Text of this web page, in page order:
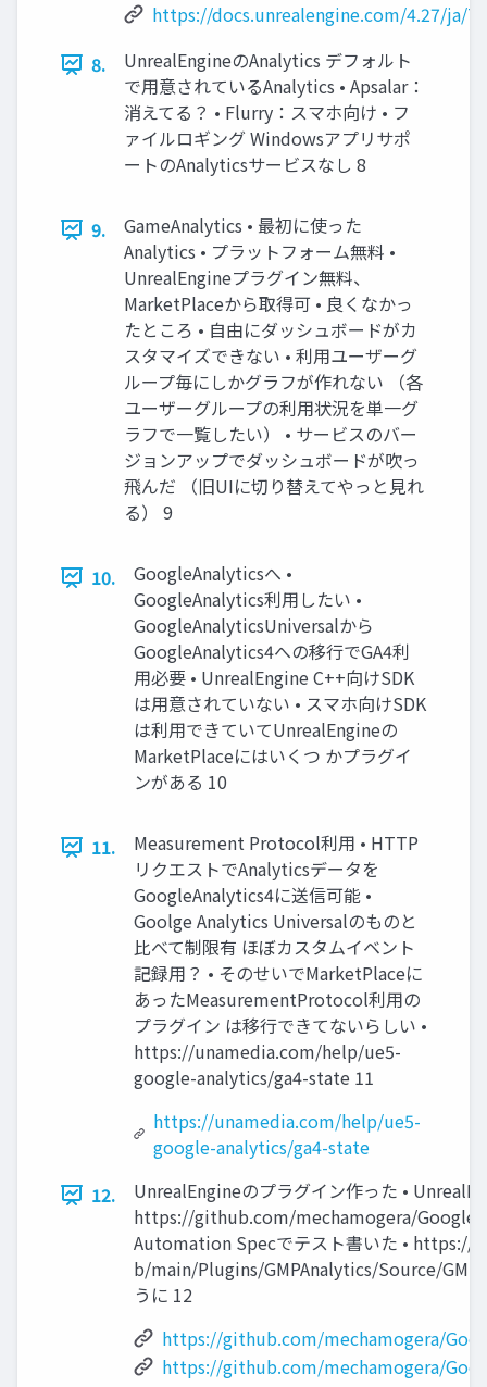
https://docs.unrealengine.com/4.27/ja/
8.
UnrealEngineのAnalytics デフォルト
で用意されているAnalytics • Apsalar：
消えてる？ • Flurry：スマホ向け • フ
ァイルロギング Windowsアプリサポ
ートのAnalyticsサービスなし 8
9.
GameAnalytics • 最初に使った
Analytics • プラットフォーム無料 •
UnrealEngineプラグイン無料、
MarketPlaceから取得可 • 良くなかっ
たところ • 自由にダッシュボードがカ
スタマイズできない • 利用ユーザーグ
ループ毎にしかグラフが作れない （各
ユーザーグループの利用状況を単一グ
ラフで一覧したい） • サービスのバー
ジョンアップでダッシュボードが吹っ
飛んだ （旧UIに切り替えてやっと見れ
る） 9
10.
GoogleAnalyticsへ •
GoogleAnalytics利用したい •
GoogleAnalyticsUniversalから
GoogleAnalytics4への移行でGA4利
用必要 • UnrealEngine C++向けSDK
は用意されていない • スマホ向けSDK
は利用できていてUnrealEngineの
MarketPlaceにはいくつ かプラグイ
ンがある 10
11.
Measurement Protocol利用 • HTTP
リクエストでAnalyticsデータを
GoogleAnalytics4に送信可能 •
Goolge Analytics Universalのものと
比べて制限有 ほぼカスタムイベント
記録用？ • そのせいでMarketPlaceに
あったMeasurementProtocol利用の
プラグイン は移行できてないらしい •
https://unamedia.com/help/ue5-
google-analytics/ga4-state 11
https://unamedia.com/help/ue5-
google-analytics/ga4-state
12.
UnrealEngineのプラグイン作った •
https://github.com/mechamogera/
Automation Specでテスト書いた •
b/main/Plugins/GMPAnalytics/Source/
うに 12
https://github.com/mechamogera/
https://github.com/mechamogera/